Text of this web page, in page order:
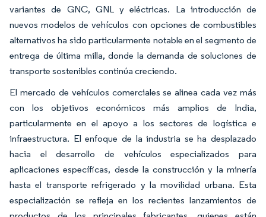
variantes de GNC, GNL y eléctricas. La introducción de
nuevos modelos de vehículos con opciones de combustibles
alternativos ha sido particularmente notable en el segmento de
entrega de última milla, donde la demanda de soluciones de
transporte sostenibles continúa creciendo.
El mercado de vehículos comerciales se alinea cada vez más
con los objetivos económicos más amplios de India,
particularmente en el apoyo a los sectores de logística e
infraestructura. El enfoque de la industria se ha desplazado
hacia el desarrollo de vehículos especializados para
aplicaciones específicas, desde la construcción y la minería
hasta el transporte refrigerado y la movilidad urbana. Esta
especialización se refleja en los recientes lanzamientos de